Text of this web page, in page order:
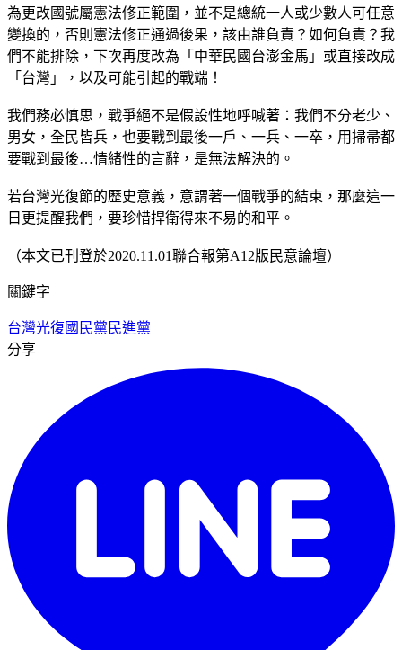
為更改國號屬憲法修正範圍，並不是總統一人或少數人可任意
變換的，否則憲法修正通過後果，該由誰負責？如何負責？我
們不能排除，下次再度改為「中華民國台澎金馬」或直接改成
「台灣」，以及可能引起的戰端！
我們務必慎思，戰爭絕不是假設性地呼喊著：我們不分老少、
男女，全民皆兵，也要戰到最後一戶、一兵、一卒，用掃帚都
要戰到最後…情緒性的言辭，是無法解決的。
若台灣光復節的歷史意義，意謂著一個戰爭的結束，那麼這一
日更提醒我們，要珍惜捍衛得來不易的和平。
（本文已刊登於2020.11.01聯合報第A12版民意論壇）
關鍵字
台灣光復 國民黨 民進黨
分享